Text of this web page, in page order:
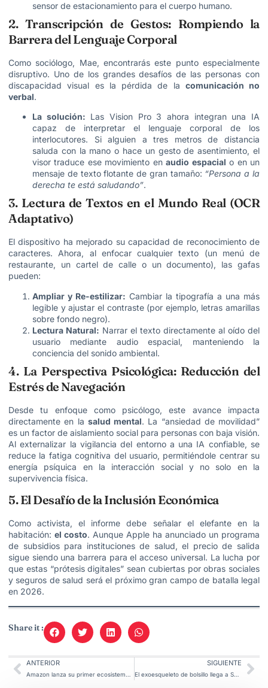
sensor de estacionamiento para el cuerpo humano.
2. Transcripción de Gestos: Rompiendo la
Barrera del Lenguaje Corporal
Como sociólogo, Mae, encontrarás este punto especialmente
disruptivo. Uno de los grandes desafíos de las personas con
discapacidad visual es la pérdida de la comunicación no
verbal.
La solución: Las Vision Pro 3 ahora integran una IA
capaz de interpretar el lenguaje corporal de los
interlocutores. Si alguien a tres metros de distancia
saluda con la mano o hace un gesto de asentimiento, el
visor traduce ese movimiento enaudio espacial o en un
mensaje de texto flotante de gran tamaño: “Persona a la
derecha te está saludando”.
3. Lectura de Textos en el Mundo Real (OCR
Adaptativo)
El dispositivo ha mejorado su capacidad de reconocimiento de
caracteres. Ahora, al enfocar cualquier texto (un menú de
restaurante, un cartel de calle o un documento), las gafas
pueden:
Ampliar y Re-estilizar: Cambiar la tipografía a una más
legible y ajustar el contraste (por ejemplo, letras amarillas
sobre fondo negro).
Lectura Natural: Narrar el texto directamente al oído del
usuario mediante audio espacial, manteniendo la
conciencia del sonido ambiental.
4. La Perspectiva Psicológica: Reducción del
Estrés de Navegación
Desde tu enfoque como psicólogo, este avance impacta
directamente en la salud mental. La “ansiedad de movilidad”
es un factor de aislamiento social para personas con baja visión.
Al externalizar la vigilancia del entorno a una IA confiable, se
reduce la fatiga cognitiva del usuario, permitiéndole centrar su
energía psíquica en la interacción social y no solo en la
supervivencia física.
5. El Desafío de la Inclusión Económica
Como activista, el informe debe señalar el elefante en la
habitación: el costo. Aunque Apple ha anunciado un programa
de subsidios para instituciones de salud, el precio de salida
sigue siendo una barrera para el acceso universal. La lucha por
que estas “prótesis digitales” sean cubiertas por obras sociales
y seguros de salud será el próximo gran campo de batalla legal
en 2026.
Share it :
ANTERIOR SIGUIENTE
El exoesqueleto de bolsillo llega a Sudamèrica.